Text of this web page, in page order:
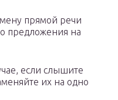
прямой речи
предложения на
если слышите
их на одно